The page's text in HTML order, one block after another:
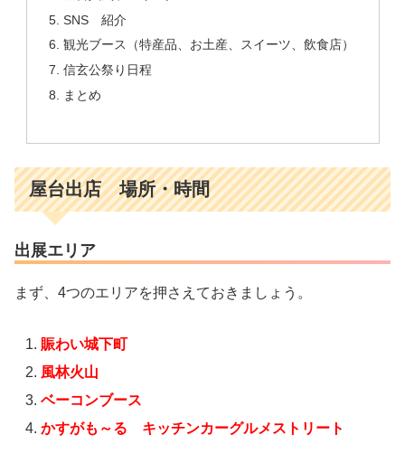
SNS 紹介
観光ブース（特産品、お土産、スイーツ、飲食店）
信玄公祭り日程
まとめ
屋台出店 場所・時間
出展エリア
まず、4つのエリアを押さえておきましょう。
賑わい城下町
風林火山
ベーコンブース
かすがも～る キッチンカーグルメストリート